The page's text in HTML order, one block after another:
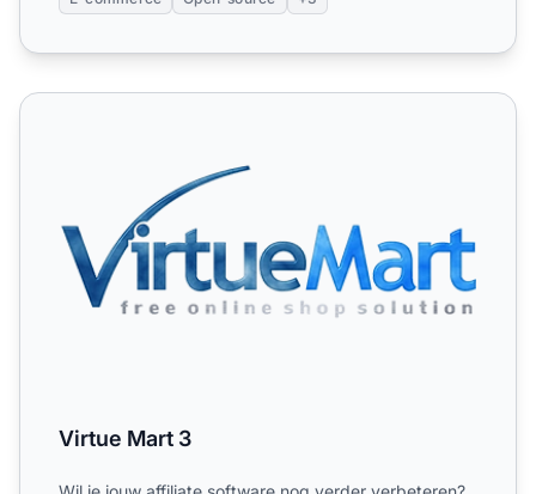
Virtue Mart 3
Virtue Mart 3